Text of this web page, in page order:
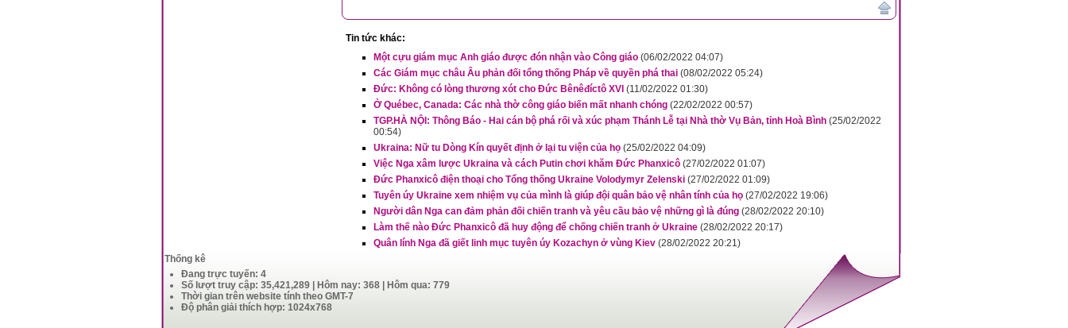
Tin tức khác:
Một cựu giám mục Anh giáo được đón nhận vào Công giáo (06/02/2022 04:07)
Các Giám mục châu Âu phản đối tổng thống Pháp về quyền phá thai (08/02/2022 05:24)
Đức: Không có lòng thương xót cho Đức Bênêđíctô XVI (11/02/2022 01:30)
Ở Québec, Canada: Các nhà thờ công giáo biến mất nhanh chóng (22/02/2022 00:57)
TGP.HÀ NỘI: Thông Báo - Hai cán bộ phá rối và xúc phạm Thánh Lễ tại Nhà thờ Vụ Bản, tỉnh Hoà Bình (25/02/2022
00:54)
Ukraina: Nữ tu Dòng Kín quyết định ở lại tu viện của họ (25/02/2022 04:09)
Việc Nga xâm lược Ukraina và cách Putin chơi khăm Đức Phanxicô (27/02/2022 01:07)
Đức Phanxicô điện thoại cho Tổng thống Ukraine Volodymyr Zelenski (27/02/2022 01:09)
Tuyên úy Ukraine xem nhiệm vụ của mình là giúp đội quân bảo vệ nhân tính của họ (27/02/2022 19:06)
Người dân Nga can đảm phản đối chiến tranh và yêu cầu bảo vệ những gì là đúng (28/02/2022 20:10)
Làm thế nào Đức Phanxicô đã huy động để chống chiến tranh ở Ukraine (28/02/2022 20:17)
Quân lính Nga đã giết linh mục tuyên úy Kozachyn ở vùng Kiev (28/02/2022 20:21)
Thống kê
Đang trực tuyến: 4
Số lượt truy cập: 35,421,289 | Hôm nay: 368 | Hôm qua: 779
Thời gian trên website tính theo GMT-7
Độ phân giải thích hợp: 1024x768